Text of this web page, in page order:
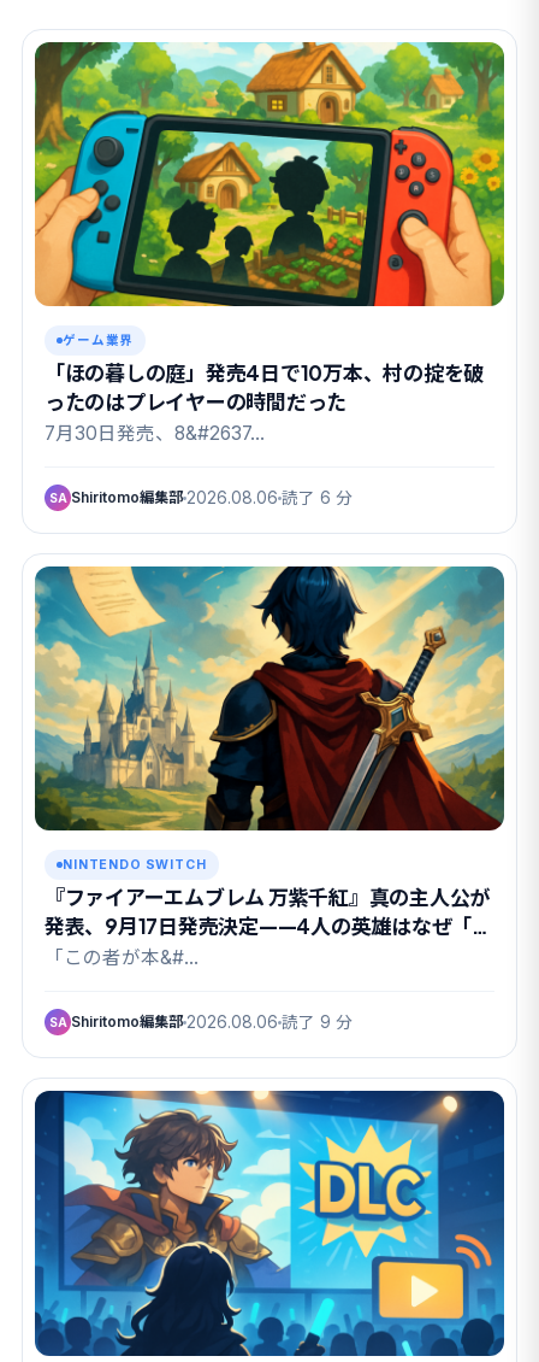
ゲーム業界
「ほの暮しの庭」発売4日で10万本、村の掟を破
ったのはプレイヤーの時間だった
7月30日発売、8&#2637…
SA Shiritomo編集部 2026.08.06 読了 6 分
NINTENDO SWITCH
『ファイアーエムブレム 万紫千紅』真の主人公が
発表、9月17日発売決定——4人の英雄はなぜ「も
ういない」のか
「この者が本&#…
SA Shiritomo編集部 2026.08.06 読了 9 分